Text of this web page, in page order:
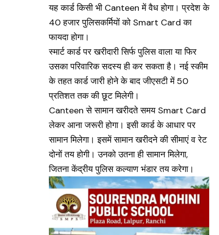
यह कार्ड किसी भी Canteen में वैध होगा। प्रदेश के
40 हजार पुलिसकर्मियों को Smart Card का
फायदा होगा।
स्मार्ट कार्ड पर खरीदारी सिर्फ पुलिस वाला या फिर
उसका परिवारिक सदस्य ही कर सकता है। नई स्कीम
के तहत कार्ड जारी होने के बाद जीएसटी में 50
प्रतिशत तक की छूट मिलेगी।
Canteen से सामान खरीदते समय Smart Card
लेकर आना जरूरी होगा। इसी कार्ड के आधार पर
सामान मिलेगा। इसमें सामान खरीदने की सीमाएं व रेट
दोनों तय होगी। उनको उतना ही सामान मिलेगा,
जितना केंद्रीय पुलिस कल्याण भंडार तय करेगा।